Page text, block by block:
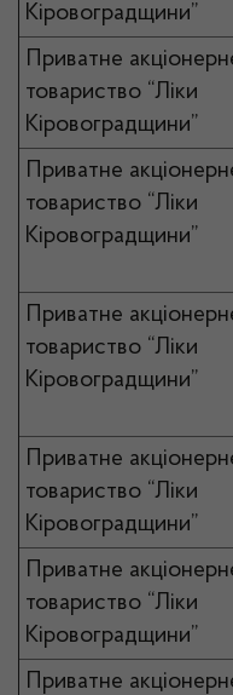
Кіровоградщини”
Приватне
товариство “Ліки
Кіровоградщини”
Приватне
товариство “Ліки
Кіровоградщини”
Приватне
товариство “Ліки
Кіровоградщини”
Приватне
товариство “Ліки
Кіровоградщини”
Приватне
товариство “Ліки
Кіровоградщини”
Приватне